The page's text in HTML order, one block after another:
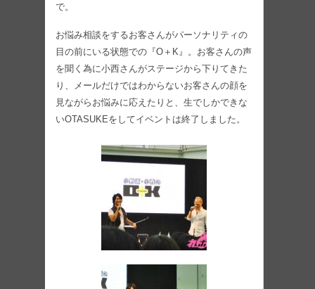
で。
お悩み相談をするお客さんがパーソナリティの
目の前にいる状態での『O＋K』。お客さんの声
を聞く為に小西さんがステージから下りてきた
り、メールだけではわからないお客さんの顔を
見ながらお悩みに応えたりと、生でしかできな
いOTASUKEをしてイベントは終了しました。